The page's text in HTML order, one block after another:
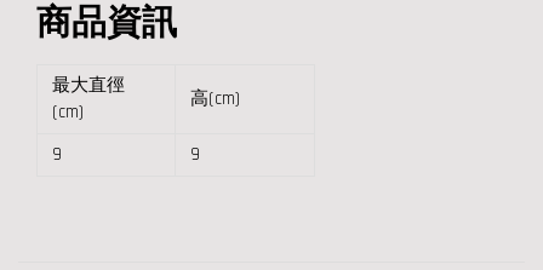
商品資訊
最大直徑
(cm)
高(cm)
9 9